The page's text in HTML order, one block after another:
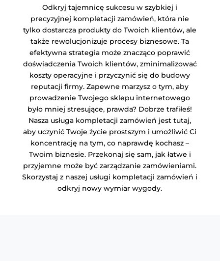
Odkryj tajemnicę sukcesu w szybkiej i
precyzyjnej kompletacji zamówień, która nie
tylko dostarcza produkty do Twoich klientów, ale
także rewolucjonizuje procesy biznesowe. Ta
efektywna strategia może znacząco poprawić
doświadczenia Twoich klientów, zminimalizować
koszty operacyjne i przyczynić się do budowy
reputacji firmy. Zapewne marzysz o tym, aby
prowadzenie Twojego sklepu internetowego
było mniej stresujące, prawda? Dobrze trafiłeś!
Nasza usługa kompletacji zamówień jest tutaj,
aby uczynić Twoje życie prostszym i umożliwić Ci
koncentrację na tym, co naprawdę kochasz –
Twoim biznesie. Przekonaj się sam, jak łatwe i
przyjemne może być zarządzanie zamówieniami.
Skorzystaj z naszej usługi kompletacji zamówień i
odkryj nowy wymiar wygody.